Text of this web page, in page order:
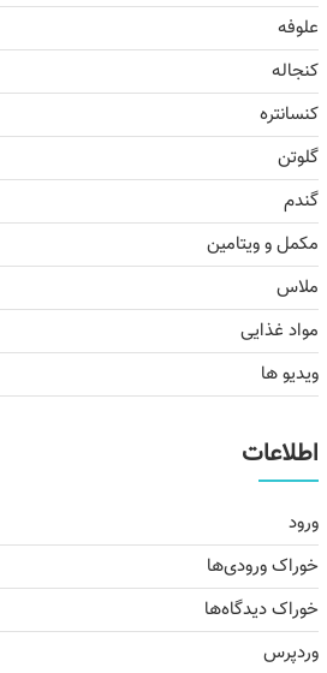
علوفه
کنجاله
کنسانتره
گلوتن
گندم
مکمل و ویتامین
ملاس
مواد غذایی
ویدیو ها
اطلاعات
ورود
خوراک ورودی‌ها
خوراک دیدگاه‌ها
وردپرس